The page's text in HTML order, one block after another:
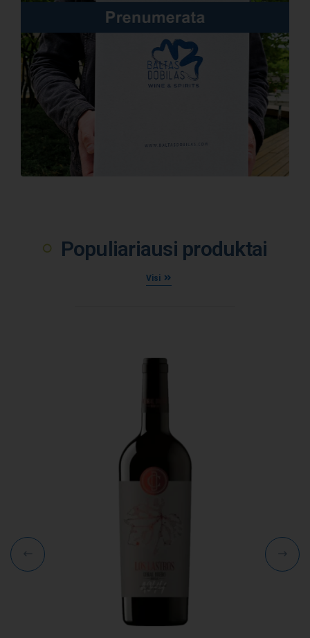
Populiariausi produktai
Visi